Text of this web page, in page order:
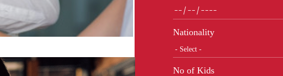
Nationality
No of Kids